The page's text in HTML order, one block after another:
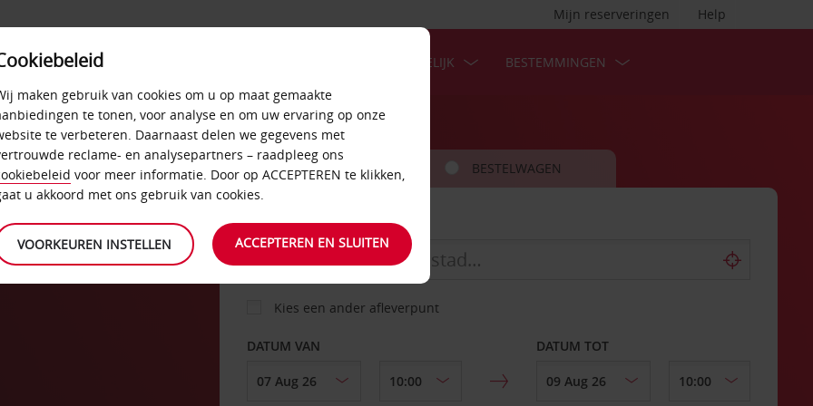
Help
Mijn reserveringen
ZAKELIJK BESTEMMINGEN
AUTO BESTELWAGEN
OPHALEN OP
Kies een ander afleverpunt
DATUM VAN DATUM TOT
maken gebruik van cookies om u op maat gemaakte
te tonen, voor analyse en om uw ervaring op onze
te verbeteren. Daarnaast delen we gegevens met
reclame- en analysepartners – raadpleeg ons
voor meer informatie. Door op ACCEPTEREN te klikken,
u akkoord met ons gebruik van cookies.
VOORKEUREN INSTELLEN ACCEPTEREN EN SLUITEN